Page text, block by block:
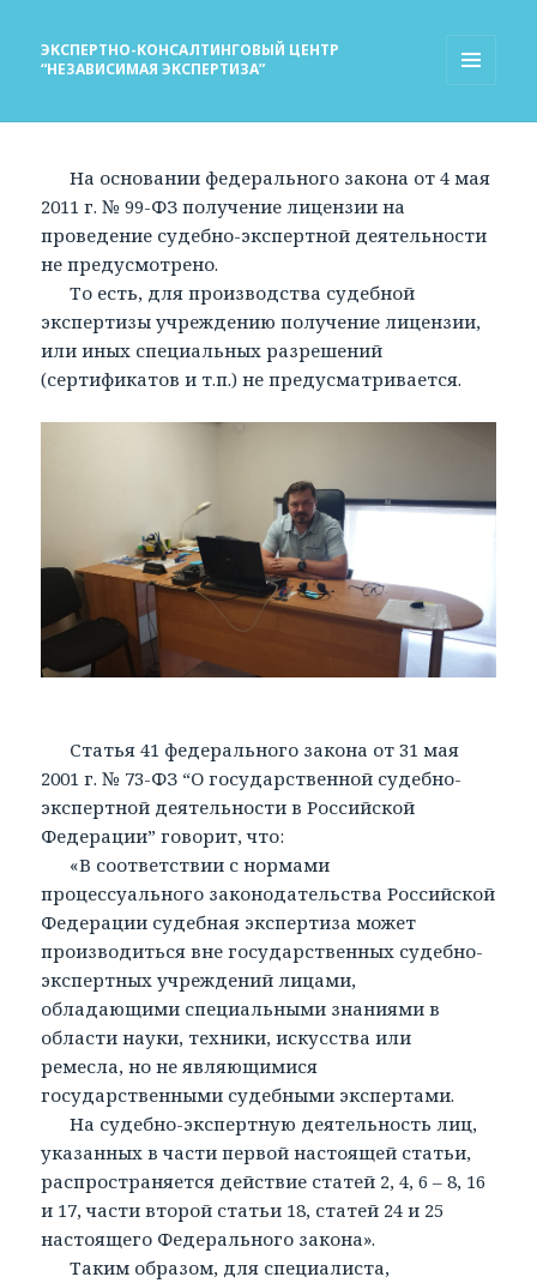
ЭКСПЕРТНО-КОНСАЛТИНГОВЫЙ ЦЕНТР
“НЕЗАВИСИМАЯ ЭКСПЕРТИЗА”
На основании федерального закона от 4 мая
2011 г. № 99-ФЗ получение лицензии на
проведение судебно-экспертной деятельности
не предусмотрено.
То есть, для производства судебной
экспертизы учреждению получение лицензии,
или иных специальных разрешений
(сертификатов и т.п.) не предусматривается.
Статья 41 федерального закона от 31 мая
2001 г. № 73-ФЗ “О государственной судебно-
экспертной деятельности в Российской
Федерации” говорит, что:
«В соответствии с нормами
процессуального законодательства Российской
Федерации судебная экспертиза может
производиться вне государственных судебно-
экспертных учреждений лицами,
обладающими специальными знаниями в
области науки, техники, искусства или
ремесла, но не являющимися
государственными судебными экспертами.
На судебно-экспертную деятельность лиц,
указанных в части первой настоящей статьи,
распространяется действие статей 2, 4, 6 – 8, 16
и 17, части второй статьи 18, статей 24 и 25
настоящего Федерального закона».
Таким образом, для специалиста,